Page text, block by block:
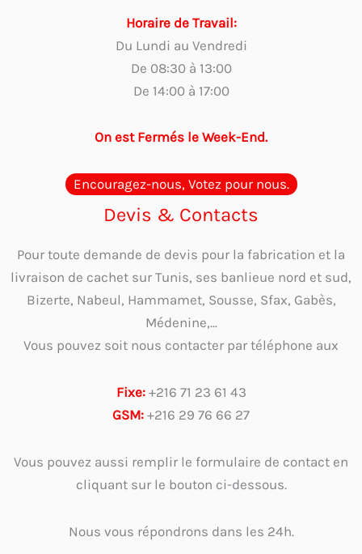
Horaire de Travail:
Du Lundi au Vendredi
De 08:30 à 13:00
De 14:00 à 17:00
On est Fermés le Week-End.
Encouragez-nous, Votez pour nous.
Devis & Contacts
Pour toute demande de devis pour la fabrication et la
livraison de cachet sur Tunis, ses banlieue nord et sud,
Bizerte, Nabeul, Hammamet, Sousse, Sfax, Gabès,
Médenine,...
Vous pouvez soit nous contacter par téléphone aux
Fixe: +216 71 23 61 43
GSM: +216 29 76 66 27
Vous pouvez aussi remplir le formulaire de contact en
cliquant sur le bouton ci-dessous.
Nous vous répondrons dans les 24h.